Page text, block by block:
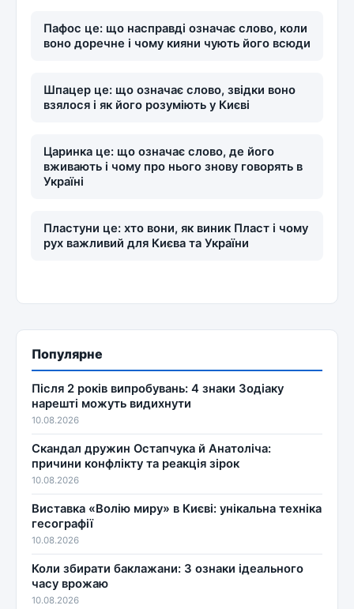
Пафос це: що насправді означає слово, коли
воно доречне і чому кияни чують його всюди
Шпацер це: що означає слово, звідки воно
взялося і як його розуміють у Києві
Царинка це: що означає слово, де його
вживають і чому про нього знову говорять в
Україні
Пластуни це: хто вони, як виник Пласт і чому
рух важливий для Києва та України
Популярне
Після 2 років випробувань: 4 знаки Зодіаку
нарешті можуть видихнути
10.08.2026
Скандал дружин Остапчука й Анатоліча:
причини конфлікту та реакція зірок
10.08.2026
Виставка «Волію миру» в Києві: унікальна техніка
гесографії
10.08.2026
Коли збирати баклажани: 3 ознаки ідеального
часу врожаю
10.08.2026